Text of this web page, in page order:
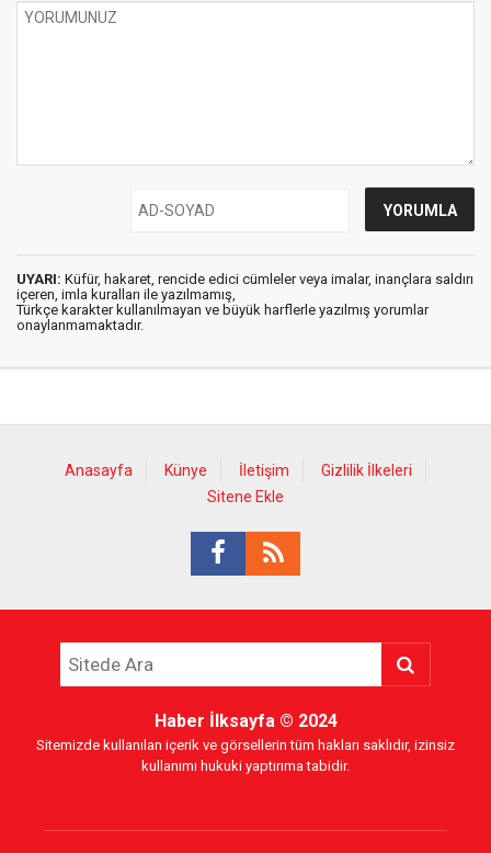
UYARI: Küfür, hakaret, rencide edici cümleler veya imalar, inançlara saldırı
içeren, imla kuralları ile yazılmamış,
Türkçe karakter kullanılmayan ve büyük harflerle yazılmış yorumlar
onaylanmamaktadır.
Anasayfa Künye İletişim
Gizlilik İlkeleri
Sitene Ekle
Haber İlksayfa© 2024
Sitemizde kullanılan içerik ve görsellerin tüm hakları saklıdır, izinsiz
kullanımı hukuki yaptırıma tabidir.